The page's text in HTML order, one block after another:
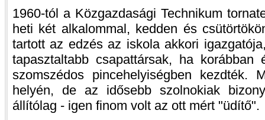
1960-tól a Közgazdasági Technikum
heti két alkalommal, kedden és
tartott az edzés az iskola akkori
tapasztaltabb csapattársak, ha korábban
szomszédos pincehelyiségben
helyén, de az idősebb szolnokiak
állítólag - igen finom volt az ott mért "üdítő".